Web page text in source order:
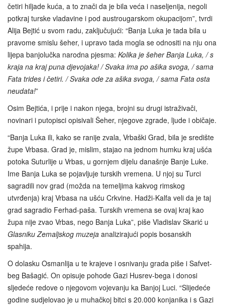
četiri hiljade kuća, a to znači da je bila veća i naseljenija, negoli
potkraj turske vladavine i pod austrougarskom okupacijom”, tvrdi
Alija Bejtić u svom radu, zaključujući: “Banja Luka je tada bila u
pravome smislu šeher, i upravo tada mogla se odnositi na nju ona
lijepa banjolučka narodna pjesma: Kolika je šeher Banja Luka, / s
kraja na kraj puna djevojaka! / Svaka ima po ašika svoga, / sama
Fata trides i četiri. / Svaka ode za ašika svoga, / sama Fata osta
neudata!”
Osim Bejtića, i prije i nakon njega, brojni su drugi istraživači,
novinari i putopisci opisivali Šeher, njegove zgrade, ljude i običaje.
“Banja Luka ili, kako se ranije zvala, Vrbaški Grad, bila je središte
župe Vrbasa. Grad je, mislim, stajao na jednom humku kraj ušća
potoka Suturlije u Vrbas, u gornjem dijelu današnje Banje Luke.
Ime Banja Luka se pojavljuje turskih vremena. U njoj su Turci
sagradili nov grad (možda na temeljima kakvog rimskog
utvrđenja) kraj Vrbasa na ušću Crkvine. Hadži-Kalfa veli da je taj
grad sagradio Ferhad-paša. Turskih vremena se ovaj kraj kao
župa nije zvao Vrbas, nego Banja Luka”, piše Vladislav Skarić u
Glasniku Zemaljskog muzeja analizirajući popis bosanskih
spahija.
O dolasku Osmanlija u te krajeve i osnivanju grada piše i Safvet-
beg Bašagić. On opisuje pohode Gazi Husrev-bega i donosi
sljedeće redove o njegovom vojevanju ka Banjoj Luci. “Slijedeće
godine sudjelovao je u muhačkoj bitci s 20.000 konjanika i s Gazi